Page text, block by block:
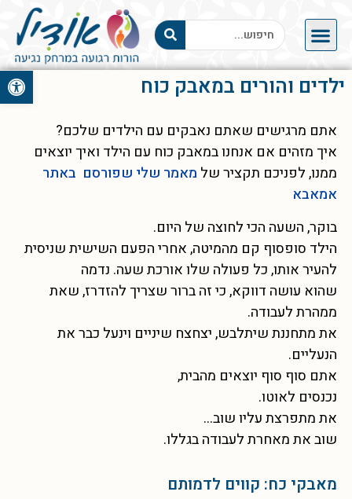
פתח ילדים והורים במאבק כוח
אתם מרגישים שאתם נאבקים עם הילדים שלכם?
איך מזהים אם אנחנו במאבק כוח עם הילד ואיך יוצאים
ממנו, לפניכם תקציר של מאמר שלי שפורסם באתר
אמאבא
בוקר, השעה הכי לחוצה של היום.
הילד סופסוף קם מהמיטה, אחרי הפעם השישית שניסית
להעיר אותו, כל פעולה שלו אורכת שעה. נדמה
שהוא עושה דווקא, כי זה ברור שצריך להזדרז, שאת
ממהרת לעבודה.
את מתחננת שיתלבש, יצחצח שיניים וינעל כבר את
הנעליים.
אתם סוף סוף יוצאים מהבית,
נכנסים לאוטו.
את מתפרצת עליו שוב…
שוב את מאחרת לעבודה בגללו.
מאבקי כח: קווים לדמותם